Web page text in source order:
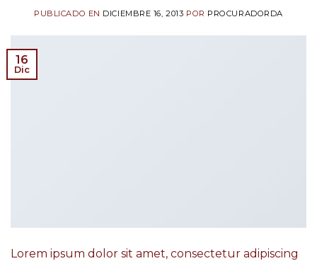
PUBLICADO EN DICIEMBRE 16, 2013 POR PROCURADORDA
16
Dic
Lorem ipsum dolor sit amet, consectetur adipiscing